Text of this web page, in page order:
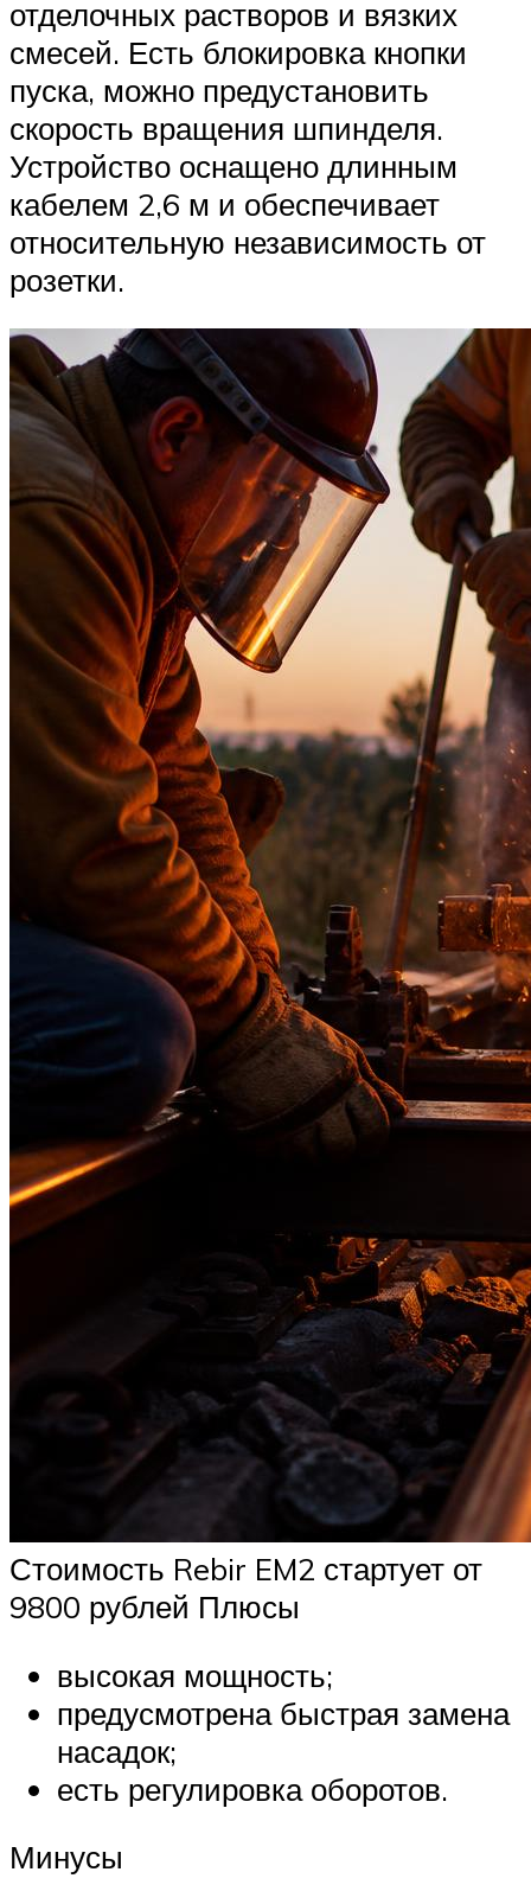
отделочных растворов и вязких
смесей. Есть блокировка кнопки
пуска, можно предустановить
скорость вращения шпинделя.
Устройство оснащено длинным
кабелем 2,6 м и обеспечивает
относительную независимость от
розетки.
Стоимость Rebir EM2 стартует от
9800 рублей Плюсы
высокая мощность;
предусмотрена быстрая замена
насадок;
есть регулировка оборотов.
Минусы